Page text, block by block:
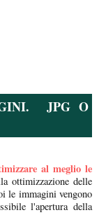
JPG O
al meglio le
ottimizzazione delle
le immagini vengono
l'apertura della